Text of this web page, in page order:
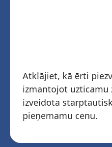
Atklājiet, kā ērti
izmantojot uzticamu
izveidota
pieņemamu cenu.